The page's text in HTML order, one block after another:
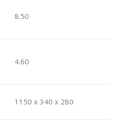
8.50
4.60
1150 x 340 x 280